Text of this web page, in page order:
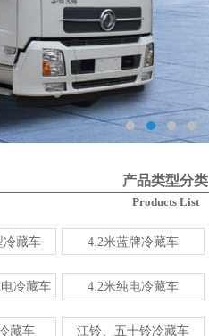
产品类型分类
Products List
冷藏车 4.2米蓝牌冷藏车
冷藏车 4.2米纯电冷藏车
藏车 江铃、五十铃冷藏车